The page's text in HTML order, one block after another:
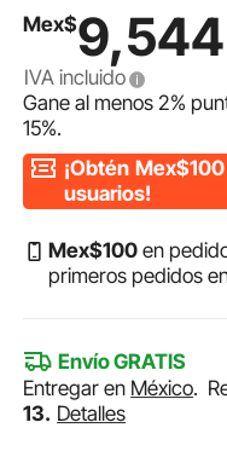
Azul
Mex$9,544
IVA incluido
Gane al menos2%
15%.
¡Obtén Mex$100
usuarios!
Mex$100 en
primeros pedidos
Envío GRATIS
Entregar en México.
13. Detalles